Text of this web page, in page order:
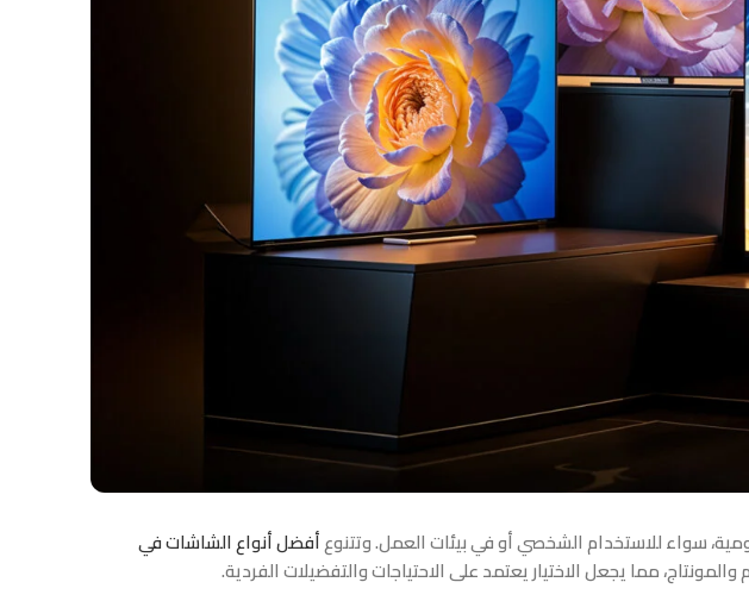
سواء للاستخدام الشخصي أو في بيئات العمل. وتتنوعأفضل أنواع الشاشات في
مما يجعل الاختيار يعتمد على الاحتياجات والتفضيلات الفردية.